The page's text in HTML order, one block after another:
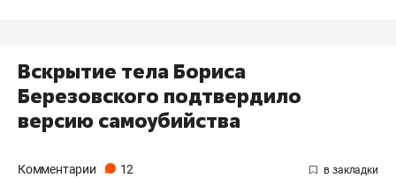
Вскрытие тела Бориса
Березовского подтвердило
версию самоубийства
Комментарии 12